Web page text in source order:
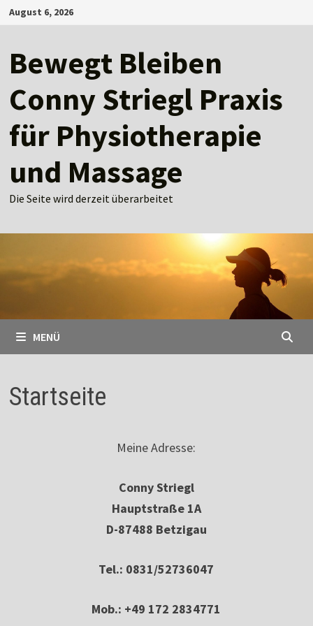
Zum
Inhalt
August 6, 2026
Bewegt Bleiben
Conny Striegl Praxis
für Physiotherapie
und Massage
Die Seite wird derzeit überarbeitet
MENÜ
Startseite
Meine Adresse:
Conny Striegl
Hauptstraße 1A
D-87488 Betzigau
Tel.: 0831/52736047
Mob.: +49 172 2834771